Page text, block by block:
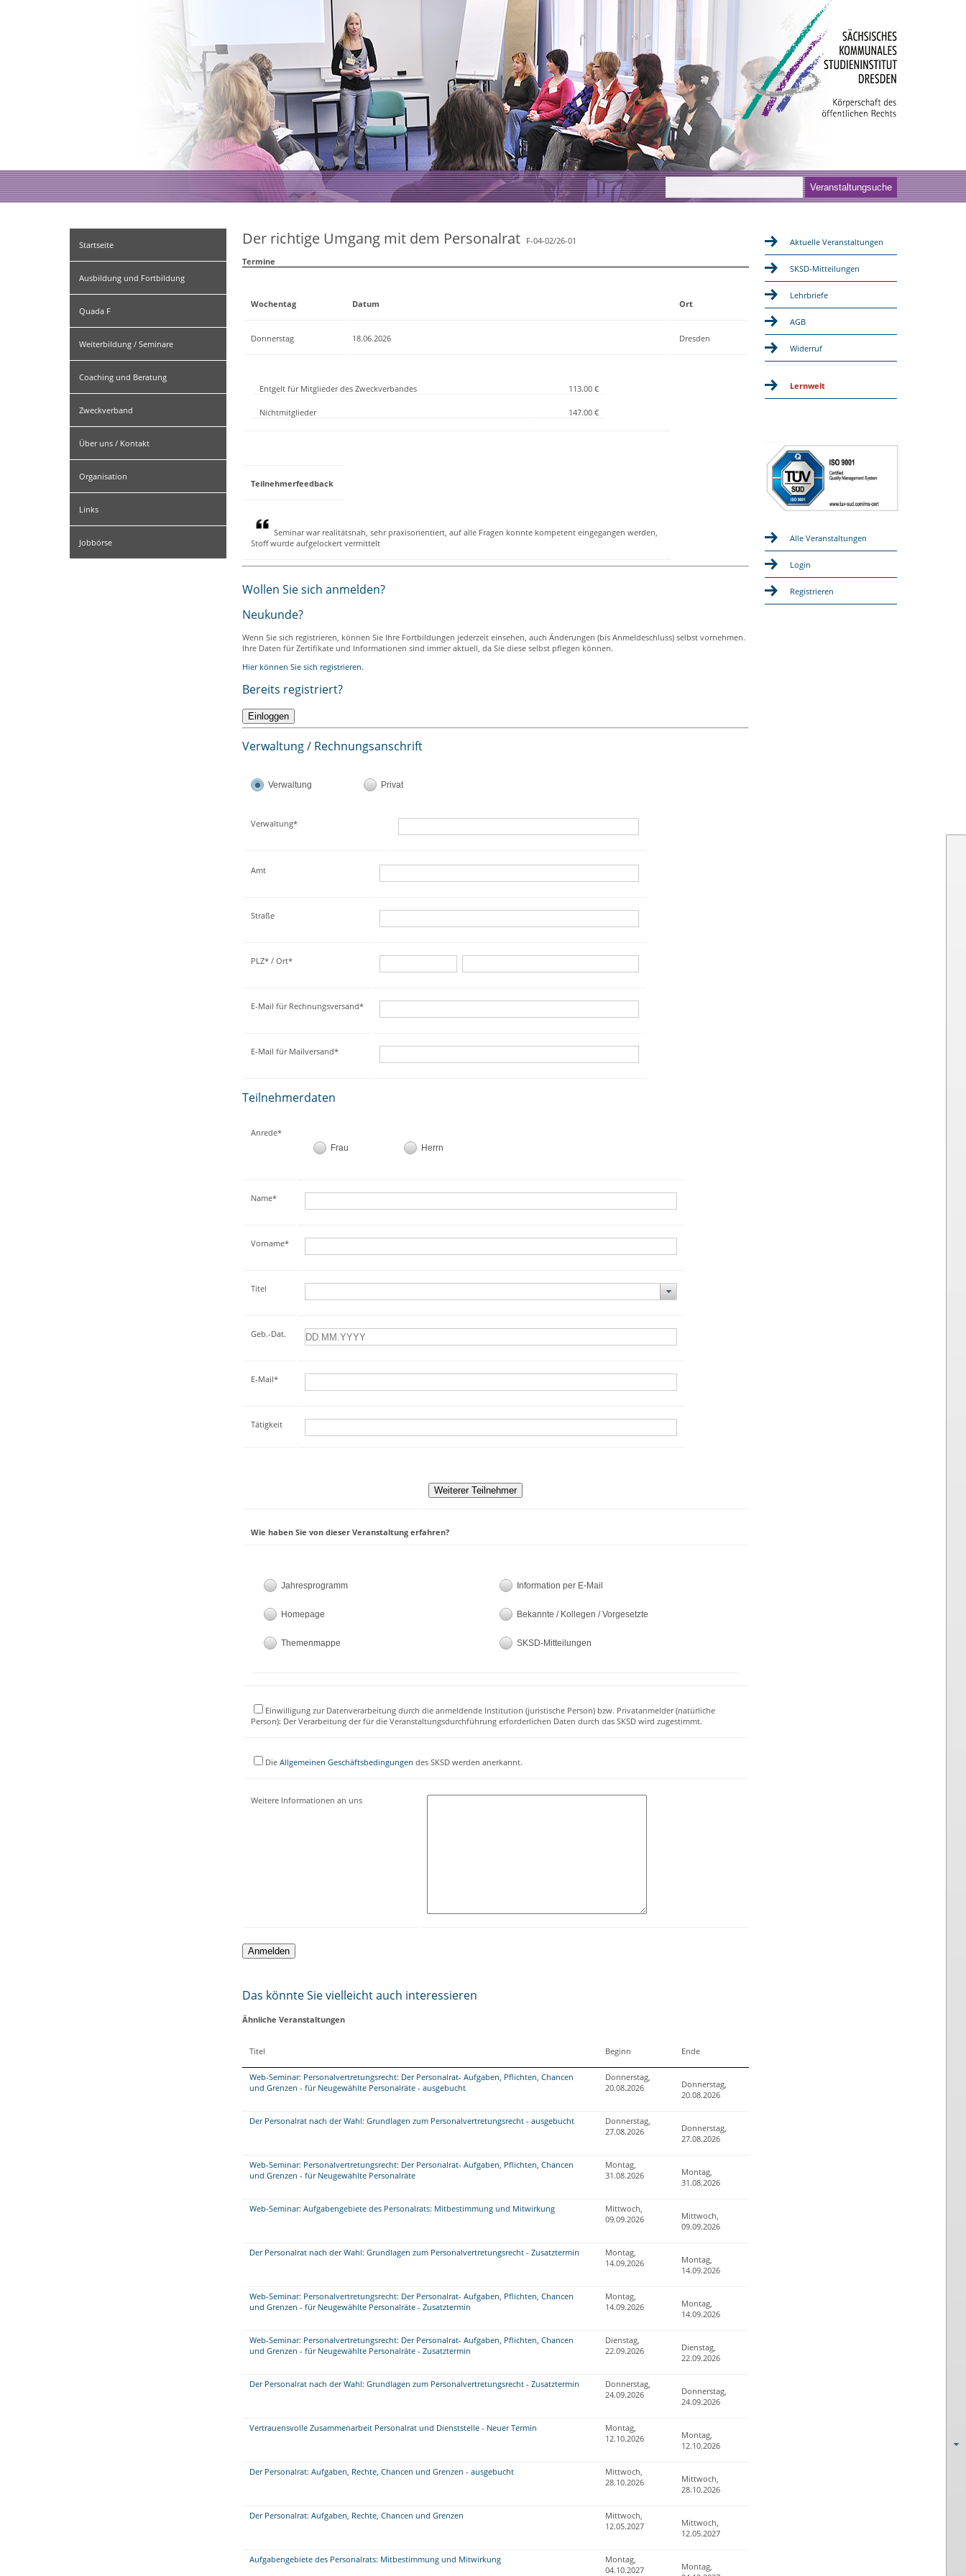
Startseite
Ausbildung und Fortbildung
Quada F
Weiterbildung / Seminare
Coaching und Beratung
Zweckverband
Über uns / Kontakt
Organisation
Links
Jobbörse
Der richtige Umgang mit dem Personalrat F-04-02/26-01
Termine
Wochentag Datum Ort
Donnerstag 18.06.2026 Dresden
Entgelt für Mitglieder des Zweckverbandes 113.00 €
Nichtmitglieder 147.00 €
Teilnehmerfeedback
Seminar war realitätsnah, sehr praxisorientiert, auf alle Fragen konnte kompetent eingegangen werden,
Stoff wurde aufgelockert vermittelt
Wollen Sie sich anmelden?
Neukunde?
Wenn Sie sich registrieren, können Sie Ihre Fortbildungen jederzeit einsehen, auch Änderungen (bis Anmeldeschluss) selbst vornehmen.
Ihre Daten für Zertifikate und Informationen sind immer aktuell, da Sie diese selbst pflegen können.
Hier können Sie sich registrieren.
Bereits registriert?
Verwaltung / Rechnungsanschrift
Verwaltung Privat
Verwaltung*
Amt
Straße
PLZ* / Ort*
E-Mail für Rechnungsversand*
E-Mail für Mailversand*
Teilnehmerdaten
Anrede*
Frau Herrn
Name*
Vorname*
Titel
Geb.-Dat.
E-Mail*
Tätigkeit
Wie haben Sie von dieser Veranstaltung erfahren?
Jahresprogramm Information per E-Mail
Homepage Bekannte / Kollegen / Vorgesetzte
Themenmappe SKSD-Mitteilungen
Einwilligung zur Datenverarbeitung durch die anmeldende Institution (juristische Person) bzw. Privatanmelder (natürliche
Person): Der Verarbeitung der für die Veranstaltungsdurchführung erforderlichen Daten durch das SKSD wird zugestimmt.
DieAllgemeinen Geschäftsbedingungen des SKSD werden anerkannt.
Weitere Informationen an uns
Das könnte Sie vielleicht auch interessieren
Ähnliche Veranstaltungen
Titel Beginn Ende
Web-Seminar: Personalvertretungsrecht: Der Personalrat- Aufgaben, Pflichten, Chancen
und Grenzen - für Neugewählte Personalräte - ausgebucht
Donnerstag,
20.08.2026
Donnerstag,
20.08.2026
Der Personalrat nach der Wahl: Grundlagen zum Personalvertretungsrecht - ausgebucht
Donnerstag,
27.08.2026
Donnerstag,
27.08.2026
Web-Seminar: Personalvertretungsrecht: Der Personalrat- Aufgaben, Pflichten, Chancen
und Grenzen - für Neugewählte Personalräte
Montag,
31.08.2026
Montag,
31.08.2026
Web-Seminar: Aufgabengebiete des Personalrats: Mitbestimmung und Mitwirkung
Mittwoch,
09.09.2026
Mittwoch,
09.09.2026
Der Personalrat nach der Wahl: Grundlagen zum Personalvertretungsrecht - Zusatztermin
Montag,
14.09.2026
Montag,
14.09.2026
Web-Seminar: Personalvertretungsrecht: Der Personalrat- Aufgaben, Pflichten, Chancen
und Grenzen - für Neugewählte Personalräte - Zusatztermin
Montag,
14.09.2026
Montag,
14.09.2026
Web-Seminar: Personalvertretungsrecht: Der Personalrat- Aufgaben, Pflichten, Chancen
und Grenzen - für Neugewählte Personalräte - Zusatztermin
Dienstag,
22.09.2026
Dienstag,
22.09.2026
Der Personalrat nach der Wahl: Grundlagen zum Personalvertretungsrecht - Zusatztermin
Donnerstag,
24.09.2026
Donnerstag,
24.09.2026
Vertrauensvolle Zusammenarbeit Personalrat und Dienststelle - Neuer Termin
Montag,
12.10.2026
Montag,
12.10.2026
Der Personalrat: Aufgaben, Rechte, Chancen und Grenzen - ausgebucht
Mittwoch,
28.10.2026
Mittwoch,
28.10.2026
Der Personalrat: Aufgaben, Rechte, Chancen und Grenzen
Mittwoch,
12.05.2027
Mittwoch,
12.05.2027
Aufgabengebiete des Personalrats: Mitbestimmung und Mitwirkung
Montag,
04.10.2027
Montag,
Aktuelle Veranstaltungen
SKSD-Mitteilungen
Lehrbriefe
AGB
Widerruf
Lernwelt
Alle Veranstaltungen
Login
Registrieren